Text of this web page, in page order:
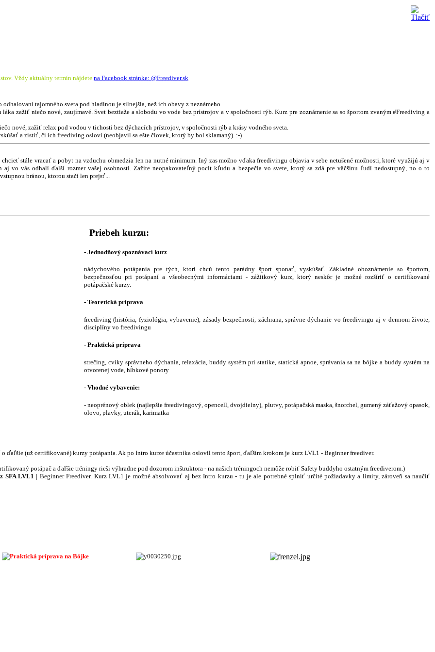
Vždy aktuálny termín nájdete na Facebook stránke: @Freediver.sk
tajomného sveta pod hladinou je silnejšia, než ich obavy z neznámeho.
zažiť niečo nové, zaujímavé. Svet beztiaže a slobodu vo vode bez prístrojov a v spoločnosti rýb. Kurz pre zoznámenie sa so športom zvaným #Freediving a
nové, zažiť relax pod vodou v tichosti bez dýchacích prístrojov, v spoločnosti rýb a krásy vodného sveta.
a zistiť, či ich freediving osloví (neobjavil sa ešte človek, ktorý by bol sklamaný). :-)
stále vracať a pobyt na vzduchu obmedzia len na nutné minimum. Iný zas možno vďaka freedivingu objavia v sebe netušené možnosti, ktoré využijú aj v
aj vo vás odhalí ďalší rozmer vašej osobnosti. Zažite neopakovateľný pocit kľudu a bezpečia vo svete, ktorý sa zdá pre väčšinu ľudí nedostupný, no o to
bránou, ktorou stačí len prejsť...
Priebeh kurzu:
- Jednodňový spoznávací kurz
nádychového potápania pre tých, ktorí chcú tento parádny šport sponať, vyskúšať. Základné oboznámenie so športom,
bezpečnosťou pri potápaní a všeobecnými informáciami - zážitkový kurz, ktorý neskôr je možné rozšíriť o certifikované
potápačské kurzy.
- Teoretická príprava
freediving (história, fyziológia, vybavenie), zásady bezpečnosti, záchrana, správne dýchanie vo freedivingu aj v dennom živote,
disciplíny vo freedivingu
- Praktická príprava
strečing, cviky správneho dýchania, relaxácia, buddy systém pri statike, statická apnoe, správania sa na bójke a buddy systém na
otvorenej vode, hĺbkové ponory
- Vhodné vybavenie:
- neoprénový oblek (najlepšie freedivingový, opencell, dvojdielny), plutvy, potápačská maska, šnorchel, gumený záťažový opasok,
olovo, plavky, uterák, karimatka
ďaľšie (už certifikované) kurzy potápania. Ak po Intro kurze účastníka oslovil tento šport, ďaľším krokom je kurz LVL1 - Beginner freediver.
potápač a ďaľšie tréningy rieši výhradne pod dozorom inštruktora - na našich tréningoch nemôže robiť Safety buddyho ostatným freediverom.)
SFA LVL1 | Beginner Freediver. Kurz LVL1 je možné absolvovať aj bez Intro kurzu - tu je ale potrebné splniť určité požiadavky a limity, zároveň sa naučiť